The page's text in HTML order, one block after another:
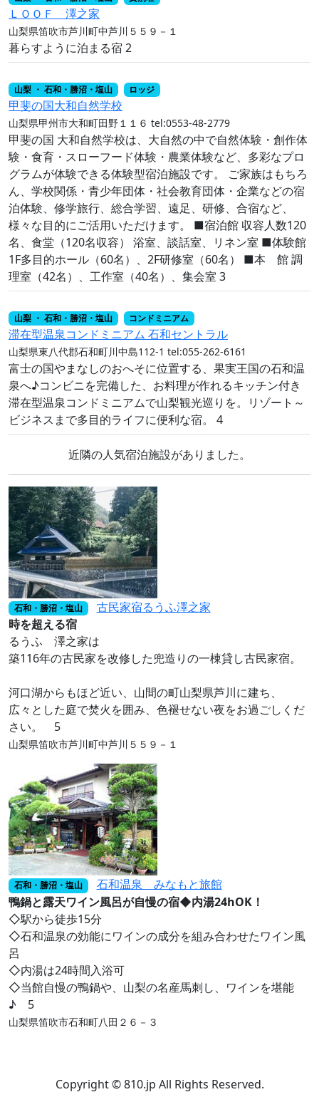
ＬＯＯＦ 澤之家
山梨県笛吹市芦川町中芦川５５９－１
暮らすように泊まる宿 2
山梨 ・ 石和・勝沼・塩山 ロッジ
甲斐の国大和自然学校
山梨県甲州市大和町田野１１６ tel:0553-48-2779
甲斐の国 大和自然学校は、大自然の中で自然体験・創作体
験・食育・スローフード体験・農業体験など、多彩なプロ
グラムが体験できる体験型宿泊施設です。 ご家族はもちろ
ん、学校関係・青少年団体・社会教育団体・企業などの宿
泊体験、修学旅行、総合学習、遠足、研修、合宿など、
様々な目的にご活用いただけます。 ■宿泊館 収容人数120
名、食堂（120名収容） 浴室、談話室、リネン室 ■体験館
1F多目的ホール（60名）、2F研修室（60名） ■本 館 調
理室（42名）、工作室（40名）、集会室 3
山梨 ・ 石和・勝沼・塩山 コンドミニアム
滞在型温泉コンドミニアム 石和セントラル
山梨県東八代郡石和町川中島112-1 tel:055-262-6161
富士の国やまなしのおへそに位置する、果実王国の石和温
泉へ♪コンビニを完備した、お料理が作れるキッチン付き
滞在型温泉コンドミニアムで山梨観光巡りを。リゾート～
ビジネスまで多目的ライフに便利な宿。 4
近隣の人気宿泊施設がありました。
石和・勝沼・塩山
古民家宿るうふ澤之家
時を超える宿
るうふ 澤之家は
築116年の古民家を改修した兜造りの一棟貸し古民家宿。
河口湖からもほど近い、山間の町山梨県芦川に建ち、
広々とした庭で焚火を囲み、色褪せない夜をお過ごしくだ
さい。 5
山梨県笛吹市芦川町中芦川５５９－１
石和・勝沼・塩山
石和温泉 みなもと旅館
鴨鍋と露天ワイン風呂が自慢の宿◆内湯24hOK！
◇駅から徒歩15分
◇石和温泉の効能にワインの成分を組み合わせたワイン風
呂
◇内湯は24時間入浴可
◇当館自慢の鴨鍋や、山梨の名産馬刺し、ワインを堪能
♪ 5
山梨県笛吹市石和町八田２６－３
Copyright © 810.jp All Rights Reserved.